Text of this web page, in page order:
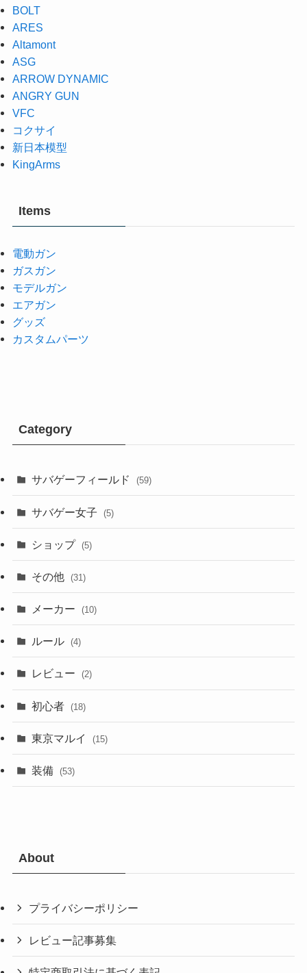
BOLT
ARES
Altamont
ASG
ARROW DYNAMIC
ANGRY GUN
VFC
コクサイ
新日本模型
KingArms
Items
電動ガン
ガスガン
モデルガン
エアガン
グッズ
カスタムパーツ
Category
サバゲーフィールド (59)
サバゲー女子 (5)
ショップ (5)
その他 (31)
メーカー (10)
ルール (4)
レビュー (2)
初心者 (18)
東京マルイ (15)
装備 (53)
About
プライバシーポリシー
レビュー記事募集